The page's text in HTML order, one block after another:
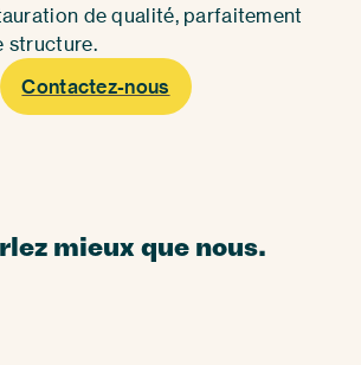
de qualité, parfaitement
structure.
Contactez-nous
mieux que nous.